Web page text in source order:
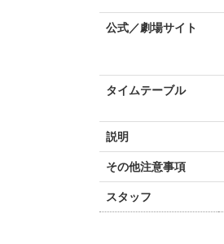
公式／劇場サイト
タイムテーブル
説明
その他注意事項
スタッフ